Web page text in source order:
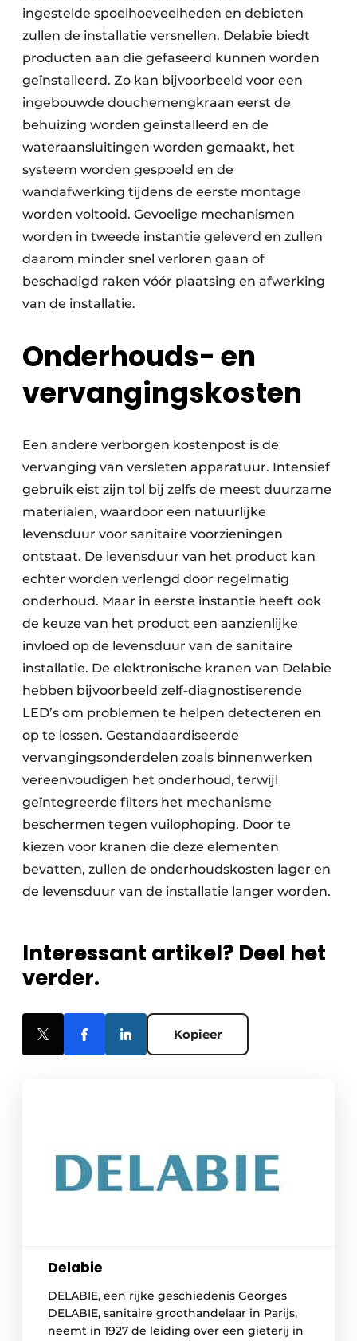
ingestelde spoelhoeveelheden en debieten
zullen de installatie versnellen. Delabie biedt
producten aan die gefaseerd kunnen worden
geïnstalleerd. Zo kan bijvoorbeeld voor een
ingebouwde douchemengkraan eerst de
behuizing worden geïnstalleerd en de
wateraansluitingen worden gemaakt, het
systeem worden gespoeld en de
wandafwerking tijdens de eerste montage
worden voltooid. Gevoelige mechanismen
worden in tweede instantie geleverd en zullen
daarom minder snel verloren gaan of
beschadigd raken vóór plaatsing en afwerking
van de installatie.
Onderhouds- en
vervangingskosten
Een andere verborgen kostenpost is de
vervanging van versleten apparatuur. Intensief
gebruik eist zijn tol bij zelfs de meest duurzame
materialen, waardoor een natuurlijke
levensduur voor sanitaire voorzieningen
ontstaat. De levensduur van het product kan
echter worden verlengd door regelmatig
onderhoud. Maar in eerste instantie heeft ook
de keuze van het product een aanzienlijke
invloed op de levensduur van de sanitaire
installatie. De elektronische kranen van Delabie
hebben bijvoorbeeld zelf-diagnostiserende
LED’s om problemen te helpen detecteren en
op te lossen. Gestandaardiseerde
vervangingsonderdelen zoals binnenwerken
vereenvoudigen het onderhoud, terwijl
geïntegreerde filters het mechanisme
beschermen tegen vuilophoping. Door te
kiezen voor kranen die deze elementen
bevatten, zullen de onderhoudskosten lager en
de levensduur van de installatie langer worden.
Interessant artikel? Deel het
verder.
Kopieer
Delabie
DELABIE, een rijke geschiedenis Georges
DELABIE, sanitaire groothandelaar in Parijs,
neemt in 1927 de leiding over een gieterij in